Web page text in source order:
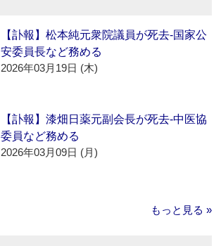
【訃報】松本純元衆院議員が死去‐国家公
安委員長など務める
2026年03月19日 (木)
【訃報】漆畑日薬元副会長が死去‐中医協
委員など務める
2026年03月09日 (月)
もっと見る »